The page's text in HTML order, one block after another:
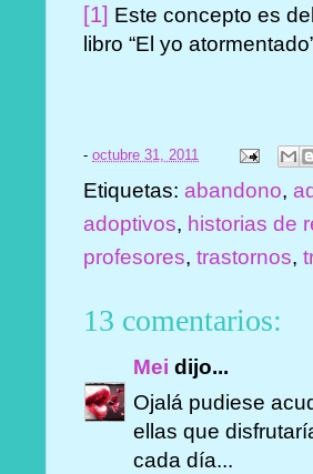
[1] Este concepto es
libro “El yo
-octubre 31, 2011
Etiquetas:abandono,
adoptivos, historias de
profesores,trastornos,
13 comentarios:
Mei dijo...
Ojalá pudiese
ellas que
cada día...